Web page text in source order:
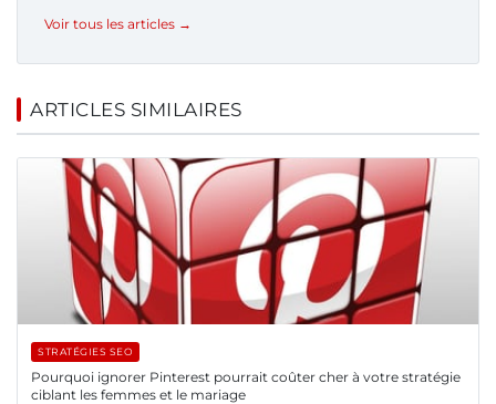
Voir tous les articles →
ARTICLES SIMILAIRES
STRATÉGIES SEO
Pourquoi ignorer Pinterest pourrait coûter cher à votre stratégie
ciblant les femmes et le mariage